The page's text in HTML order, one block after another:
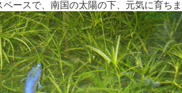
ースで、南国の太陽の下、元気に育ち